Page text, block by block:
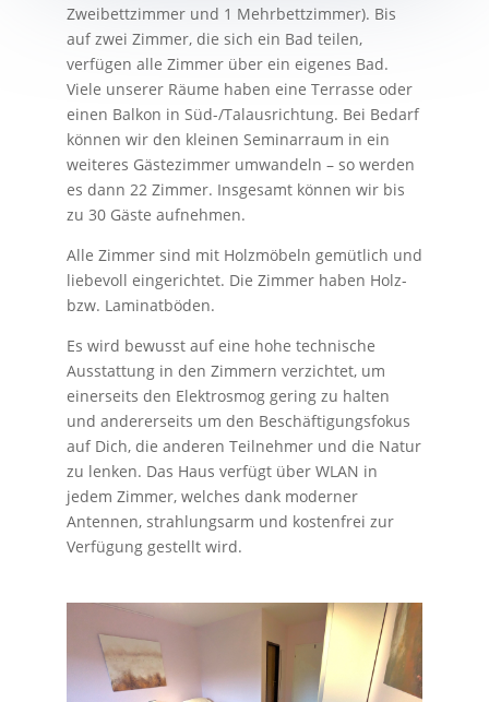
Zweibettzimmer und 1 Mehrbettzimmer). Bis
auf zwei Zimmer, die sich ein Bad teilen,
verfügen alle Zimmer über ein eigenes Bad.
Viele unserer Räume haben eine Terrasse oder
einen Balkon in Süd-/Talausrichtung. Bei Bedarf
können wir den kleinen Seminarraum in ein
weiteres Gästezimmer umwandeln – so werden
es dann 22 Zimmer. Insgesamt können wir bis
zu 30 Gäste aufnehmen.
Alle Zimmer sind mit Holzmöbeln gemütlich und
liebevoll eingerichtet. Die Zimmer haben Holz-
bzw. Laminatböden.
Es wird bewusst auf eine hohe technische
Ausstattung in den Zimmern verzichtet, um
einerseits den Elektrosmog gering zu halten
und andererseits um den Beschäftigungsfokus
auf Dich, die anderen Teilnehmer und die Natur
zu lenken. Das Haus verfügt über WLAN in
jedem Zimmer, welches dank moderner
Antennen, strahlungsarm und kostenfrei zur
Verfügung gestellt wird.